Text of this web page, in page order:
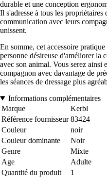
durable et une conception
Il s'adresse à tous les
communication avec leurs
unissent.
En somme, cet accessoire
personne désireuse d'améliorer la
avec son animal. Vous serez ainsi
compagnon avec davantage de
les séances de dressage plus
Informations complémentaires
Marque
Kerbl
Référence fournisseur 83424
Couleur
noir
Couleur dominante
Noir
Genre
Mixte
Age
Adulte
Quantité du produit
1